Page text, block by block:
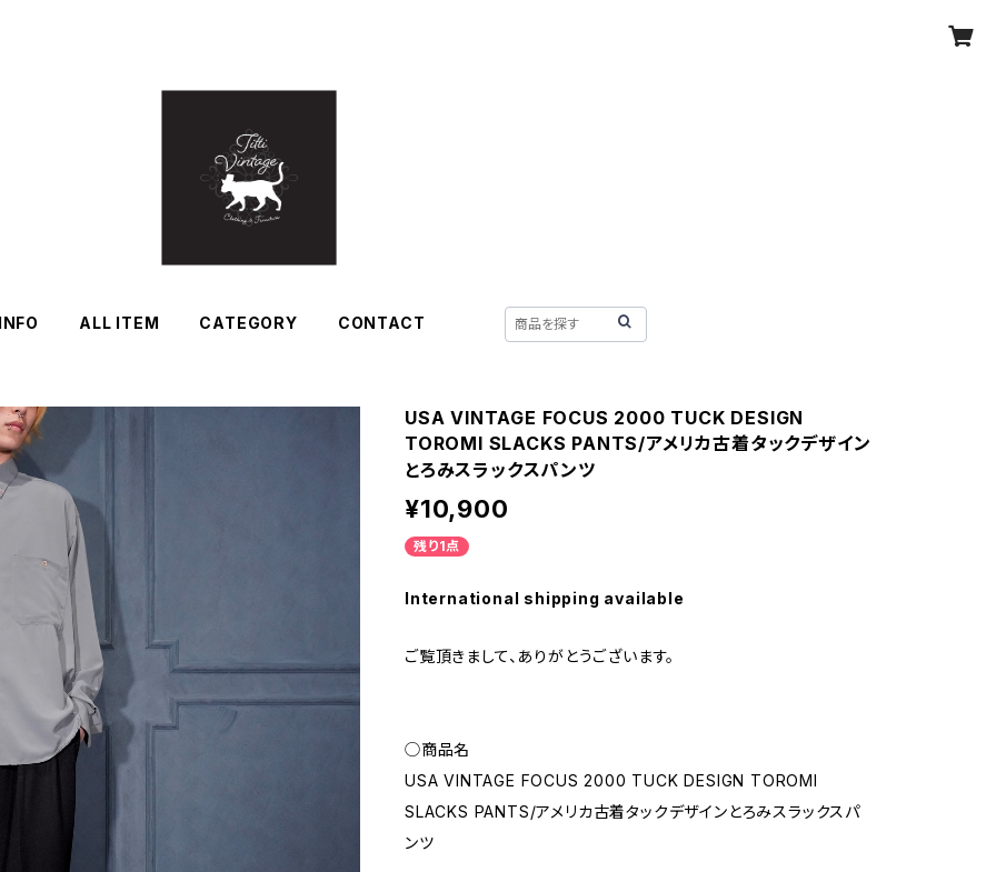
ALL ITEM CATEGORY CONTACT
USA VINTAGE FOCUS 2000 TUCK DESIGN
TOROMI SLACKS PANTS/アメリカ古着タックデザイン
とろみスラックスパンツ
¥10,900
残り1点
International shipping available
ご覧頂きまして、ありがとうございます。
◯商品名
USA VINTAGE FOCUS 2000 TUCK DESIGN TOROMI
SLACKS PANTS/アメリカ古着タックデザインとろみスラックスパ
ンツ